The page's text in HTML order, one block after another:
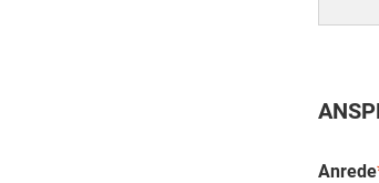
Anrede